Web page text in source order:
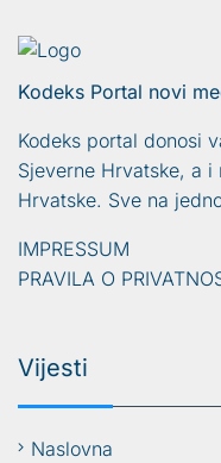
Kodeks Portal novi
Kodeks portal donosi
Sjeverne Hrvatske, a
Hrvatske. Sve na
IMPRESSUM
PRAVILA O
Vijesti
Naslovna